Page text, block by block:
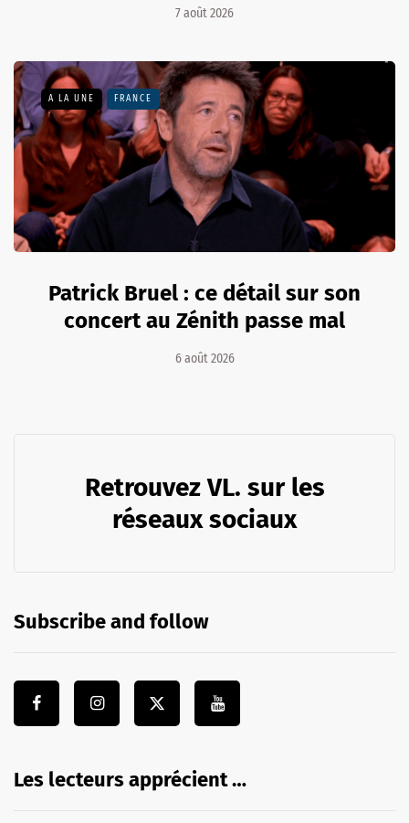
7 août 2026
A LA UNE FRANCE
Patrick Bruel : ce détail sur son
concert au Zénith passe mal
6 août 2026
Retrouvez VL. sur les
réseaux sociaux
Subscribe and follow
Les lecteurs apprécient …